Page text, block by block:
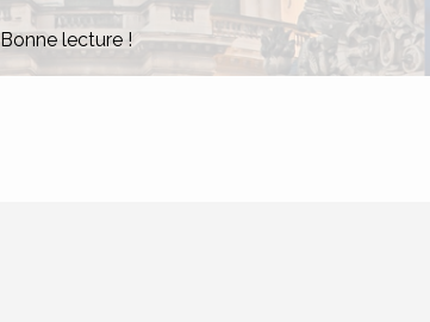
Bonne lecture !